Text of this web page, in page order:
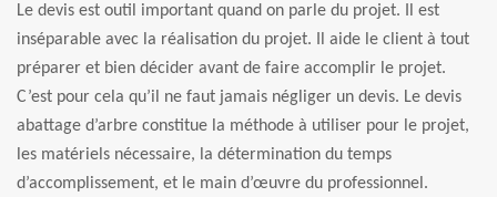
Le devis est outil important quand on parle du projet. Il est
inséparable avec la réalisation du projet. Il aide le client à tout
préparer et bien décider avant de faire accomplir le projet.
C’est pour cela qu’il ne faut jamais négliger un devis. Le devis
abattage d’arbre constitue la méthode à utiliser pour le projet,
les matériels nécessaire, la détermination du temps
d’accomplissement, et le main d’œuvre du professionnel.